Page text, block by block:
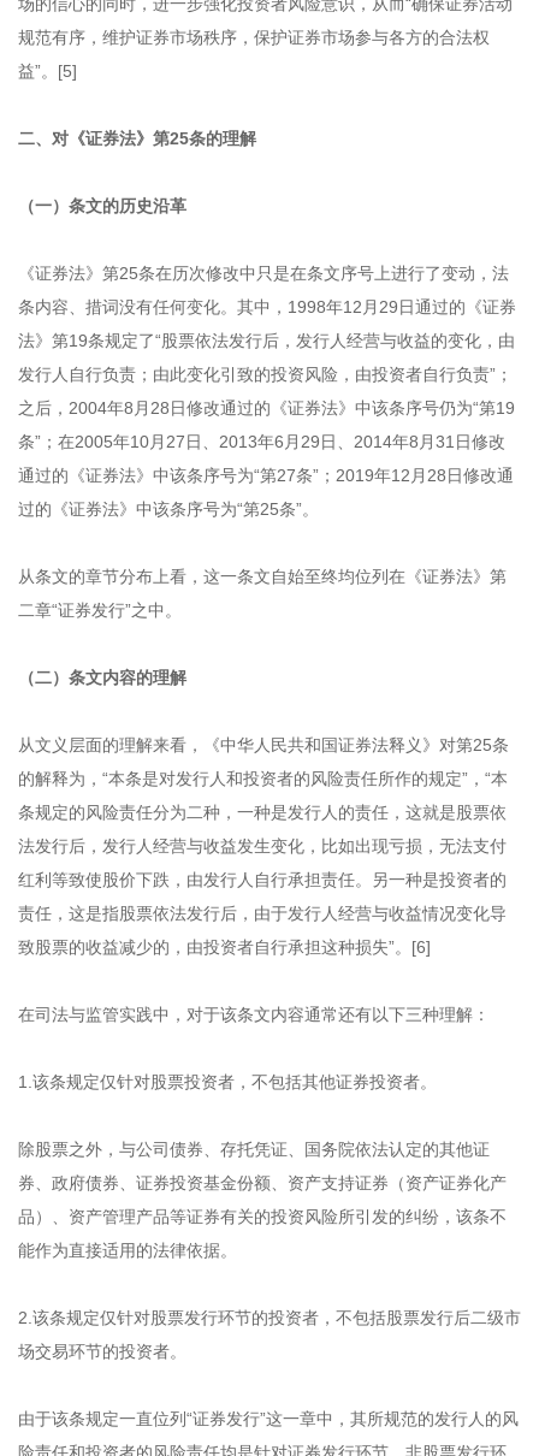
规范有序，维护证券市场秩序，保护证券市场参与各方的合法权
益”。[5]
二、对《证券法》第25条的理解
（一）条文的历史沿革
《证券法》第25条在历次修改中只是在条文序号上进行了变动，法
条内容、措词没有任何变化。其中，1998年12月29日通过的《证券
法》第19条规定了“股票依法发行后，发行人经营与收益的变化，由
发行人自行负责；由此变化引致的投资风险，由投资者自行负责”；
之后，2004年8月28日修改通过的《证券法》中该条序号仍为“第19
条”；在2005年10月27日、2013年6月29日、2014年8月31日修改
通过的《证券法》中该条序号为“第27条”；2019年12月28日修改通
过的《证券法》中该条序号为“第25条”。
从条文的章节分布上看，这一条文自始至终均位列在《证券法》第
二章“证券发行”之中。
（二）条文内容的理解
从文义层面的理解来看，《中华人民共和国证券法释义》对第25条
的解释为，“本条是对发行人和投资者的风险责任所作的规定”，“本
条规定的风险责任分为二种，一种是发行人的责任，这就是股票依
法发行后，发行人经营与收益发生变化，比如出现亏损，无法支付
红利等致使股价下跌，由发行人自行承担责任。另一种是投资者的
责任，这是指股票依法发行后，由于发行人经营与收益情况变化导
致股票的收益减少的，由投资者自行承担这种损失”。[6]
在司法与监管实践中，对于该条文内容通常还有以下三种理解：
1.该条规定仅针对股票投资者，不包括其他证券投资者。
除股票之外，与公司债券、存托凭证、国务院依法认定的其他证
券、政府债券、证券投资基金份额、资产支持证券（资产证券化产
品）、资产管理产品等证券有关的投资风险所引发的纠纷，该条不
能作为直接适用的法律依据。
2.该条规定仅针对股票发行环节的投资者，不包括股票发行后二级市
场交易环节的投资者。
由于该条规定一直位列“证券发行”这一章中，其所规范的发行人的风